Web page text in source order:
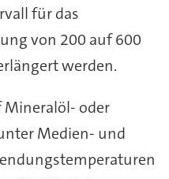
für das
von 200 auf 600
werden.
Mineralöl- oder
Medien- und